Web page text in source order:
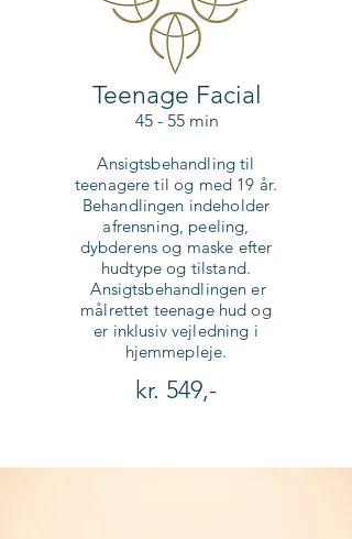
Teenage Facial
45 - 55 min
Ansigtsbehandling til
teenagere til og med 19 år.
Behandlingen indeholder
afrensning, peeling,
dybderens og maske efter
hudtype og tilstand.
Ansigtsbehandlingen er
målrettet teenage hud og
er inklusiv vejledning i
hjemmepleje.
kr. 549,-